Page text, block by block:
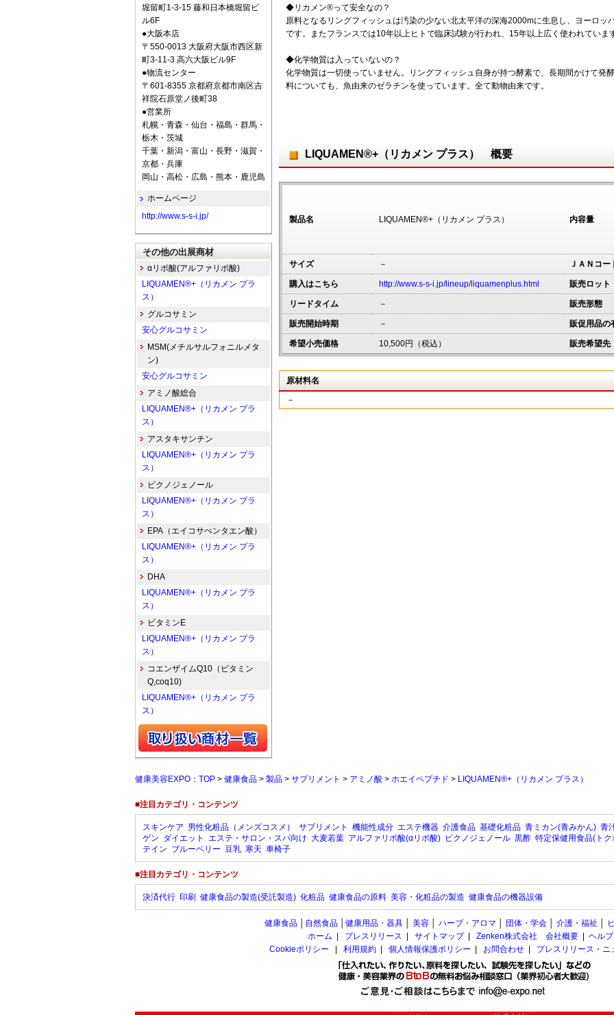
◆リカメン®って安全なの？
原料となるリングフィッシュは汚染の少ない北太平洋の深海2000mに生息し、ヨーロッ
です。またフランスでは10年以上ヒトで臨床試験が行われ、15年以上広く使われていま
◆化学物質は入っていないの？
化学物質は一切使っていません。リングフィッシュ自身が持つ酵素で、長期間かけて発
料についても、魚由来のゼラチンを使っています。全て動物由来です。
LIQUAMEN®+（リカメン プラス） 概要
製品名 LIQUAMEN®+（リカメン プラス） 内容量
サイズ － ＪＡＮコー
購入はこちら http://www.s-s-i.jp/lineup/liquamenplus.html 販売ロット
リードタイム － 販売形態
販売開始時期 － 販促用品の
希望小売価格 10,500円（税込） 販売希望先
原材料名
－
堀留町1-3-15 藤和日本橋堀留ビ
ル6F
●大阪本店
〒550-0013 大阪府大阪市西区新
町3-11-3 高六大阪ビル9F
●物流センター
〒601-8355 京都府京都市南区吉
祥院石原堂ノ後町38
●営業所
札幌・青森・仙台・福島・群馬・
栃木・茨城
千葉・新潟・富山・長野・滋賀・
京都・兵庫
岡山・高松・広島・熊本・鹿児島
ホームページ
http://www.s-s-i.jp/
その他の出展商材
αリポ酸(アルファリポ酸)
LIQUAMEN®+（リカメン プラ
ス）
グルコサミン
安心グルコサミン
MSM(メチルサルフォニルメタ
ン)
安心グルコサミン
アミノ酸総合
LIQUAMEN®+（リカメン プラ
ス）
アスタキサンチン
LIQUAMEN®+（リカメン プラ
ス）
ピクノジェノール
LIQUAMEN®+（リカメン プラ
ス）
EPA（エイコサぺンタエン酸）
LIQUAMEN®+（リカメン プラ
ス）
DHA
LIQUAMEN®+（リカメン プラ
ス）
ビタミンE
LIQUAMEN®+（リカメン プラ
ス）
コエンザイムQ10（ビタミン
Q,coq10)
LIQUAMEN®+（リカメン プラ
ス）
健康美容EXPO：TOP > 健康食品 > 製品 > サプリメント > アミノ酸 > ホエイペプチド > LIQUAMEN®+（リカメン プラス）
■注目カテゴリ・コンテンツ
スキンケア 男性化粧品（メンズコスメ） サプリメント 機能性成分 エステ機器 介護食品 基礎化粧品 青ミカン(青みかん) 青
ゲン ダイエット エステ・サロン・スパ向け 大麦若葉 アルファリポ酸(αリポ酸) ピクノジェノール 黒酢 特定保健用食品(トク
テイン ブルーベリー 豆乳 寒天 車椅子
■注目カテゴリ・コンテンツ
決済代行 印刷 健康食品の製造(受託製造) 化粧品 健康食品の原料 美容・化粧品の製造 健康食品の機器設備
健康食品 自然食品 健康用品・器具 美容 ハーブ・アロマ 団体・学会 介護・福祉
ホーム
プレスリリース サイトマップ| Zenken株式会社 会社概要
ヘルプ
Cookieポリシー
利用規約 個人情報保護ポリシー お問合わせ プレスリリース・ニ